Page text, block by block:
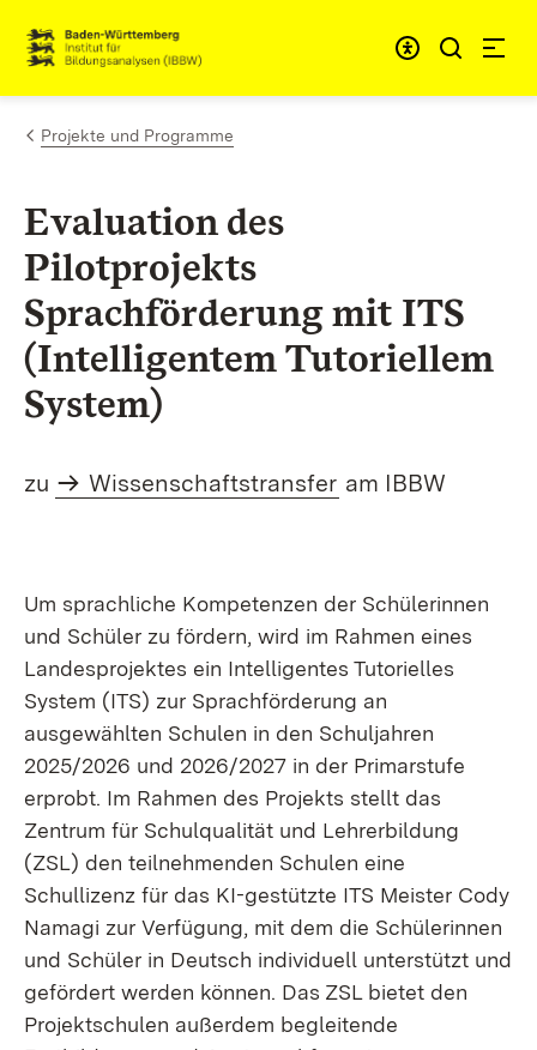
Zum Inhalt springen
Link zur Startseite
Projekte und Programme
Evaluation des
Pilotprojekts
Sprachförderung mit ITS
(Intelligentem Tutoriellem
System)
zu Wissenschaftstransfer am IBBW
Um sprachliche Kompetenzen der Schülerinnen
und Schüler zu fördern, wird im Rahmen eines
Landesprojektes ein Intelligentes Tutorielles
System (ITS) zur Sprachförderung an
ausgewählten Schulen in den Schuljahren
2025/2026 und 2026/2027 in der Primarstufe
erprobt. Im Rahmen des Projekts stellt das
Zentrum für Schulqualität und Lehrerbildung
(ZSL) den teilnehmenden Schulen eine
Schullizenz für das KI-gestützte ITS Meister Cody
Namagi zur Verfügung, mit dem die Schülerinnen
und Schüler in Deutsch individuell unterstützt und
gefördert werden können. Das ZSL bietet den
Projektschulen außerdem begleitende